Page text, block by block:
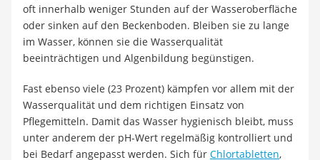
oft innerhalb weniger Stunden auf der Wasseroberfläche
oder sinken auf den Beckenboden. Bleiben sie zu lange
im Wasser, können sie die Wasserqualität
beeinträchtigen und Algenbildung begünstigen.
Fast ebenso viele (23 Prozent) kämpfen vor allem mit der
Wasserqualität und dem richtigen Einsatz von
Pflegemitteln. Damit das Wasser hygienisch bleibt, muss
unter anderem der pH-Wert regelmäßig kontrolliert und
bei Bedarf angepasst werden. Sich für Chlortabletten,